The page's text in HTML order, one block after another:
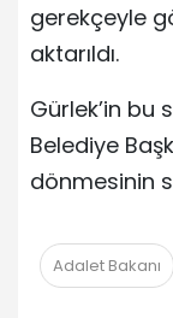
gerekçeyle
aktarıldı.
Gürlek’in bu
Belediye
dönmesinin
Adalet Bakanı